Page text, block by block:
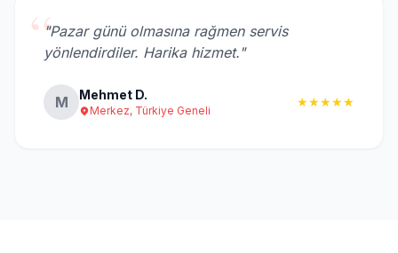
“"Pazar günü olmasına rağmen servis
yönlendirdiler. Harika hizmet."
M Mehmet D.
Merkez, Türkiye Geneli
★★★★★